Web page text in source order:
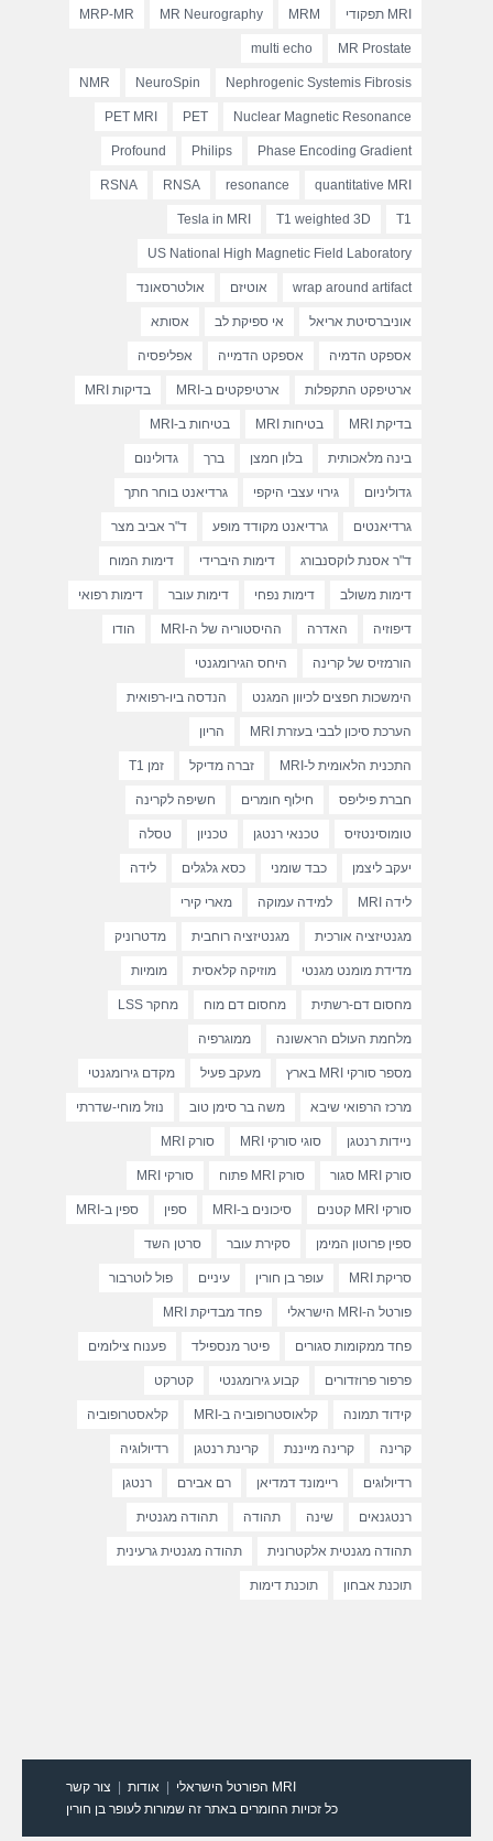
MRI תפקודי MRM
MR Neurography
MRP-MR
MR Prostate
multi echo
Nephrogenic Systemis Fibrosis
NeuroSpin
NMR
Nuclear Magnetic Resonance
PET
PET MRI
Phase Encoding Gradient
Philips
Profound
quantitative MRI
resonance
RNSA
RSNA
T1
T1 weighted 3D
Tesla in MRI
US National High Magnetic Field Laboratory
wrap around artifact אוטיזם אולטרסאונד
אוניברסיטת אריאל אי ספיקת לב אסותא
אספקט הדמיה אספקט הדמייה אפליפסיה
ארטיפקט התקפלות ארטיפקטים ב-MRI בדיקות MRI
בדיקת MRI בטיחות MRI בטיחות ב-MRI
בינה מלאכותית בלון חמצן ברך גדולינום
גדוליניום גירוי עצבי היקפי גרדיאנט בוחר חתך
גרדיאנטים גרדיאנט מקודד מופע ד"ר אביב מצר
ד"ר אסנת לוקסנבורג דימות היברידי דימות המוח
דימות משולב דימות נפחי דימות עובר דימות רפואי
דיפוזיה האדרה ההיסטוריה של ה-MRI הודו
הורמזיס של קרינה היחס הגירומגנטי
הימשכות חפצים לכיוון המגנט הנדסה ביו-רפואית
הערכת סיכון לבבי בעזרת MRI הריון
התכנית הלאומית ל-MRI זברה מדיקל זמן T1
חברת פיליפס חילוף חומרים חשיפה לקרינה
טומוסינטזיס טכנאי רנטגן טכניון טסלה
יעקב ליצמן כבד שומני כסא גלגלים לידה
לידה MRI למידה עמוקה מארי קירי
מגנטיזציה אורכית מגנטיזציה רוחבית מדטרוניק
מדידת מומנט מגנטי מוזיקה קלאסית מומיות
מחסום דם-רשתית מחסום דם מוח מחקר LSS
מלחמת העולם הראשונה ממוגרפיה
מספר סורקי MRI בארץ מעקב פעיל מקדם גירומגנטי
מרכז הרפואי שיבא משה בר סימן טוב נוזל מוחי-שדרתי
ניידות רנטגן סוגי סורקי MRI סורק MRI
סורק MRI סגור סורק MRI פתוח סורקי MRI
סורקי MRI קטנים סיכונים ב-MRI ספין ספין ב-MRI
ספין פרוטון המימן סקירת עובר סרטן השד
סריקת MRI עופר בן חורין עיניים פול לוטרבור
פורטל ה-MRI הישראלי פחד מבדיקת MRI
פחד ממקומות סגורים פיטר מנספילד פענוח צילומים
פרפור פרוזדורים קבוע גירומגנטי קטרקט
קידוד תמונה קלאוסטרופוביה ב-MRI קלאסטרופוביה
קרינה קרינה מייננת קרינת רנטגן רדיולוגיה
רדיולוגים ריימונד דמדיאן רם אבירם רנטגן
רנטגנאים שינה תהודה תהודה מגנטית
תהודה מגנטית אלקטרונית תהודה מגנטית גרעינית
תוכנת אבחון תוכנת דימות
צור קשר אודות
MRI הפורטל הישראלי
כל זכויות החומרים באתר זה שמורות לעופר בן חורין